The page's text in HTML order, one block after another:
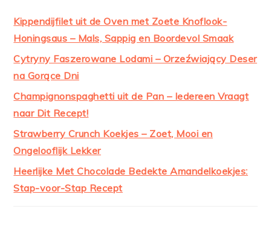
Kippendijfilet uit de Oven met Zoete Knoflook-
Honingsaus – Mals, Sappig en Boordevol Smaak
Cytryny Faszerowane Lodami – Orzeźwiający Deser
na Gorące Dni
Champignonspaghetti uit de Pan – Iedereen Vraagt
naar Dit Recept!
Strawberry Crunch Koekjes – Zoet, Mooi en
Ongelooflijk Lekker
Heerlijke Met Chocolade Bedekte Amandelkoekjes:
Stap-voor-Stap Recept